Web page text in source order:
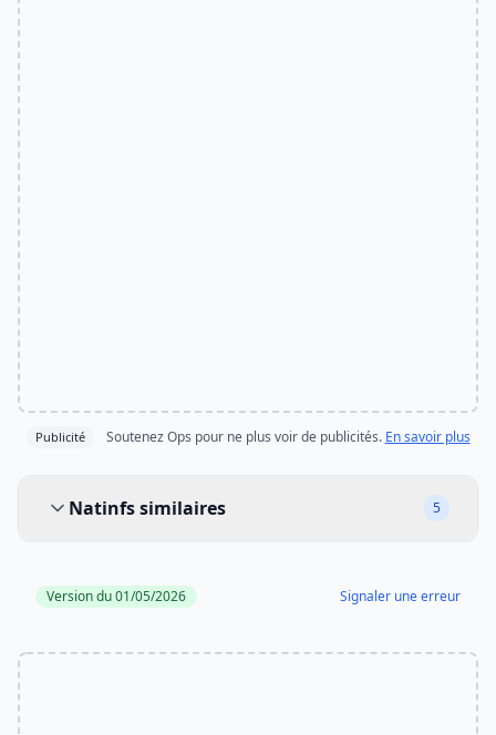
Publicité Soutenez Ops pour ne plus voir de publicités. En savoir plus
Natinfs similaires
5
Version du 01/05/2026 Signaler une erreur